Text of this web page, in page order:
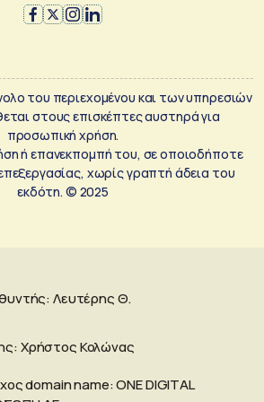
του περιεχομένου και των υπηρεσιών
στους επισκέπτες αυστηρά για
προσωπική χρήση.
ή επανεκπομπή του, σε οποιοδήποτε
χωρίς γραπτή άδεια του
εκδότη. © 2025
Λευτέρης Θ.
Χρήστος Κολώνας
domain name: ΟΝΕ DIGITAL